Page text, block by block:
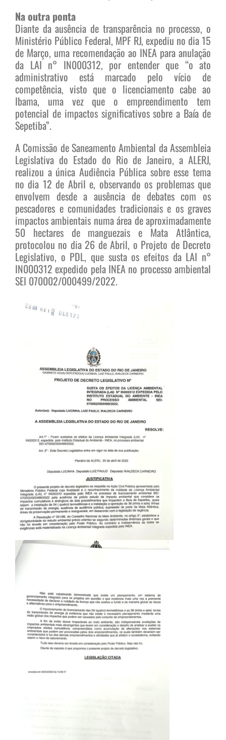
Na outra ponta
Diante da ausência de transparência no processo, o
Ministério Público Federal, MPF RJ, expediu no dia 15
de Março, uma recomendação ao INEA para anulação
da LAI n° IN000312, por entender que “o ato
administrativo está marcado pelo vício de
competência, visto que o licenciamento cabe ao
Ibama, uma vez que o empreendimento tem
potencial de impactos significativos sobre a Baía de
Sepetiba”.
A Comissão de Saneamento Ambiental da Assembleia
Legislativa do Estado do Rio de Janeiro, a ALERJ,
realizou a única Audiência Pública sobre esse tema
no dia 12 de Abril e, observando os problemas que
envolvem desde a ausência de debates com os
pescadores e comunidades tradicionais e os graves
impactos ambientais numa área de aproximadamente
50 hectares de manguezais e Mata Atlântica,
protocolou no dia 26 de Abril, o Projeto de Decreto
Legislativo, o PDL, que susta os efeitos da LAI n°
IN000312 expedido pela INEA no processo ambiental
SEI 070002/000499/2022.